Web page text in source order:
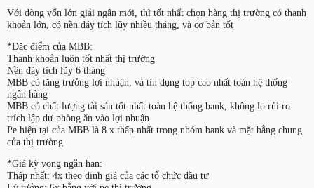
Với dòng vốn lớn giải ngân mới, thì tốt nhất chọn hàng thị trường có thanh
khoản lớn, có nền đáy tích lũy nhiều tháng, và cơ bản tốt
*Đặc điểm của MBB:
Thanh khoản luôn tốt nhất thị trường
Nền đáy tích lũy 6 tháng
MBB có tăng trưởng lợi nhuận, và tín dụng top cao nhất toàn hệ thống
ngân hàng
MBB có chất lượng tài sản tốt nhất toàn hệ thống bank, không lo rủi ro
trích lập dự phòng ăn vào lợi nhuận
Pe hiện tại của MBB là 8.x thấp nhất trong nhóm bank và mặt bằng chung
của thị trường
*Giá kỳ vọng ngắn hạn:
Thấp nhất: 4x theo định giá của các tổ chức đầu tư